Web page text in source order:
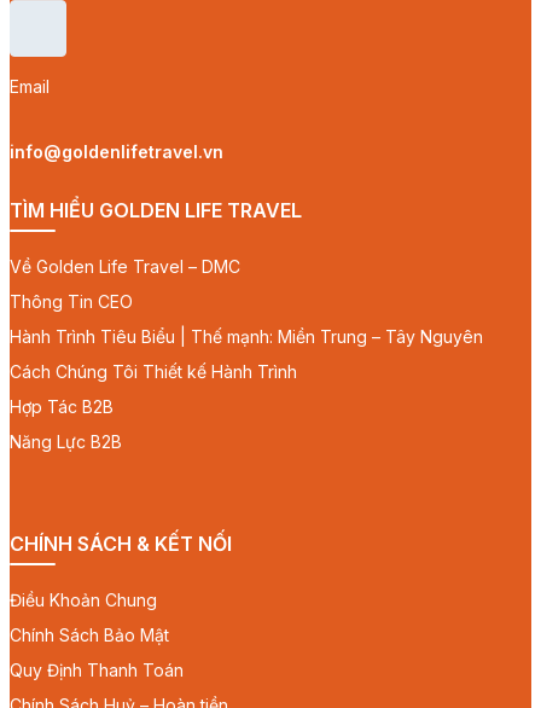
Email
info@goldenlifetravel.vn
TÌM HIỂU GOLDEN LIFE TRAVEL
Về Golden Life Travel – DMC
Thông Tin CEO
Hành Trình Tiêu Biểu | Thế mạnh: Miền Trung – Tây Nguyên
Cách Chúng Tôi Thiết kế Hành Trình
Hợp Tác B2B
Năng Lực B2B
CHÍNH SÁCH & KẾT NỐI
Điều Khoản Chung
Chính Sách Bảo Mật
Quy Định Thanh Toán